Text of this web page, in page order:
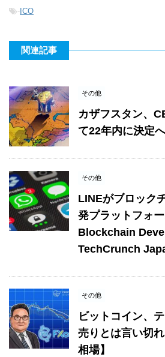
- ICO
関連記事
その他
カザフスタン、
て22年内に決定へ
その他
LINEがブロック
発プラットフォ
Blockchain
TechCrunch
その他
ビットコイン、
売りとは言い切
相場】